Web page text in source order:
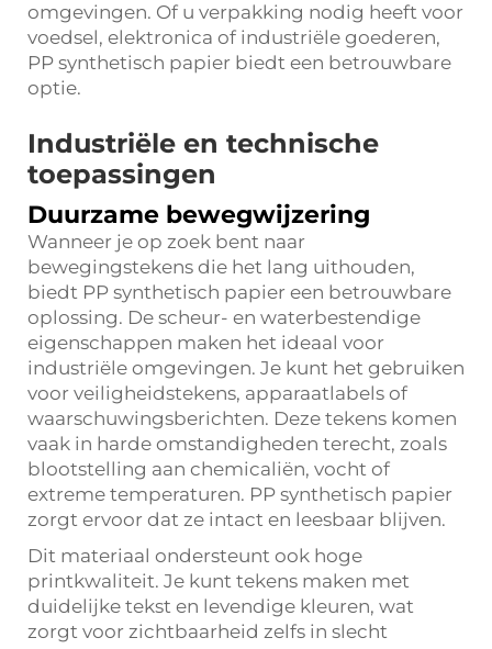
omgevingen. Of u verpakking nodig heeft voor
voedsel, elektronica of industriële goederen,
PP synthetisch papier biedt een betrouwbare
optie.
Industriële en technische
toepassingen
Duurzame bewegwijzering
Wanneer je op zoek bent naar
bewegingstekens die het lang uithouden,
biedt PP synthetisch papier een betrouwbare
oplossing. De scheur- en waterbestendige
eigenschappen maken het ideaal voor
industriële omgevingen. Je kunt het gebruiken
voor veiligheidstekens, apparaatlabels of
waarschuwingsberichten. Deze tekens komen
vaak in harde omstandigheden terecht, zoals
blootstelling aan chemicaliën, vocht of
extreme temperaturen. PP synthetisch papier
zorgt ervoor dat ze intact en leesbaar blijven.
Dit materiaal ondersteunt ook hoge
printkwaliteit. Je kunt tekens maken met
duidelijke tekst en levendige kleuren, wat
zorgt voor zichtbaarheid zelfs in slecht